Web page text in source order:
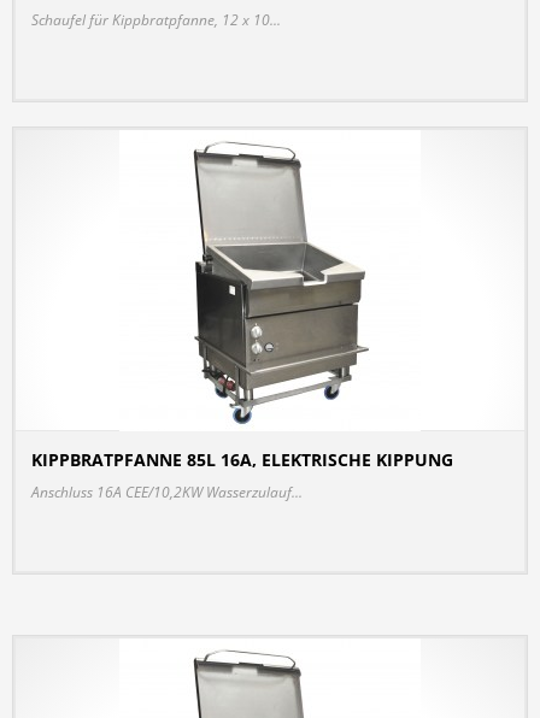
Schaufel für Kippbratpfanne, 12 x 10...
KIPPBRATPFANNE 85L 16A, ELEKTRISCHE KIPPUNG
Anschluss 16A CEE/10,2KW Wasserzulauf...